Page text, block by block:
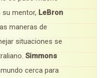
mentor, LeBron
maneras de
situaciones se
Simmons
cerca para